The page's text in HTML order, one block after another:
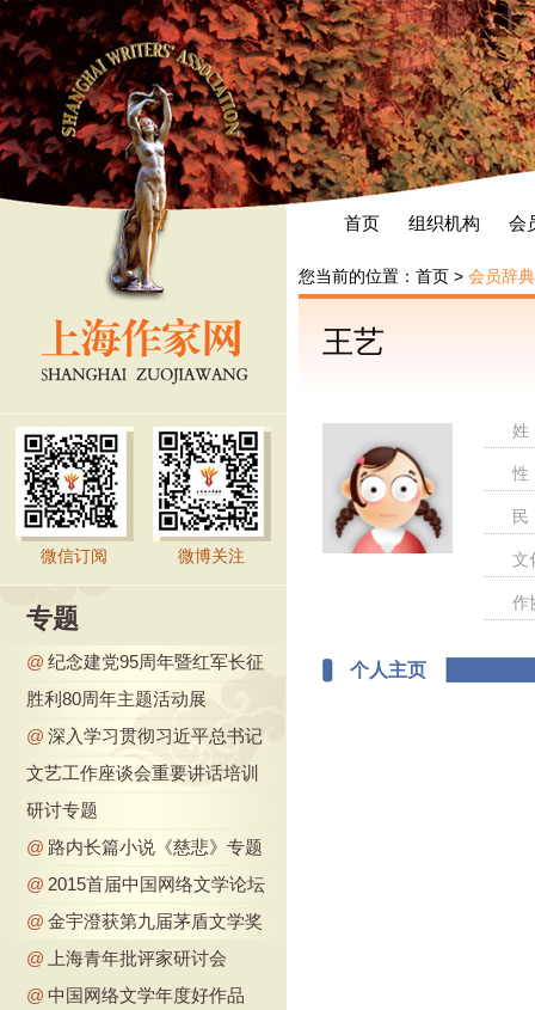
首页 组织机构 会
微信订阅 微博关注
专题
@ 纪念建党95周年暨红军长征
胜利80周年主题活动展
@ 深入学习贯彻习近平总书记
文艺工作座谈会重要讲话培训
研讨专题
@ 路内长篇小说《慈悲》专题
@ 2015首届中国网络文学论坛
@ 金宇澄获第九届茅盾文学奖
@
上海青年批评家研讨会
@ 中国网络文学年度好作品
您当前的位置： 首页 > 会员辞典
王艺
文
作
个人主页